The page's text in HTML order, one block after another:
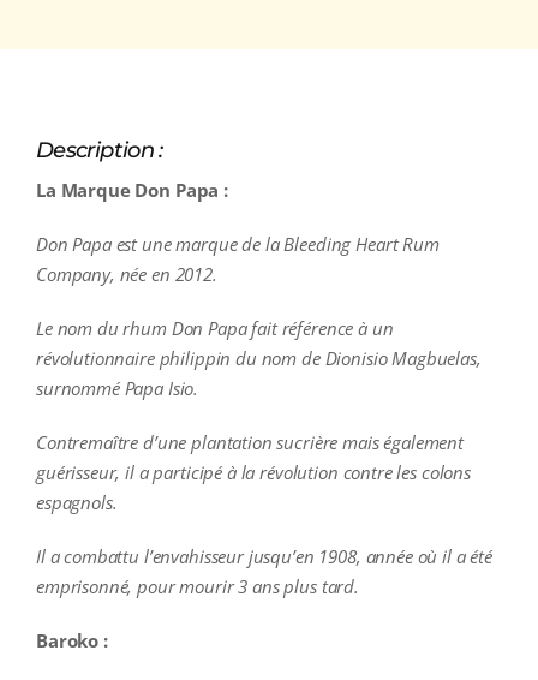
Description :
La Marque Don Papa :
Don Papa est une marque de la Bleeding Heart Rum
Company, née en 2012.
Le nom du rhum Don Papa fait référence à un
révolutionnaire philippin du nom de Dionisio Magbuelas,
surnommé Papa Isio.
Contremaître d’une plantation sucrière mais également
guérisseur, il a participé à la révolution contre les colons
espagnols.
Il a combattu l’envahisseur jusqu’en 1908, année où il a été
emprisonné, pour mourir 3 ans plus tard.
Baroko :